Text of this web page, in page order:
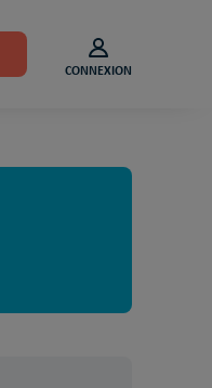
CONNEXION